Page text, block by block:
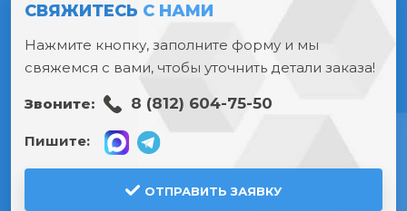
СВЯЖИТЕСЬ С НАМИ
Нажмите кнопку, заполните форму и мы
свяжемся с вами, чтобы уточнить детали заказа!
Звоните: 8 (812) 604-75-50
Пишите:
ОТПРАВИТЬ ЗАЯВКУ